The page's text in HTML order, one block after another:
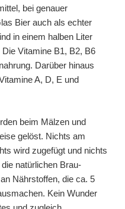
bei genauer
Bier auch als echter
in einem halben Liter
Vitamine B1, B2, B6
Darüber hinaus
A, D, E und
beim Mälzen und
gelöst. Nichts am
wird zugefügt und nichts
natürlichen Brau-
Nährstoffen, die ca. 5
Kein Wunder